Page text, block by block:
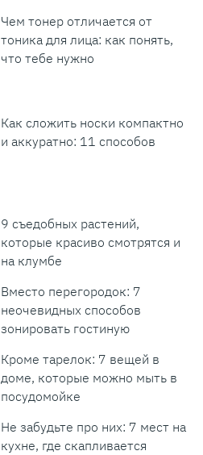
Чем тонер отличается от
тоника для лица: как понять,
что тебе нужно
Как сложить носки компактно
и аккуратно: 11 способов
9 съедобных растений,
которые красиво смотрятся и
на клумбе
Вместо перегородок: 7
неочевидных способов
зонировать гостиную
Кроме тарелок: 7 вещей в
доме, которые можно мыть в
посудомойке
Не забудьте про них: 7 мест на
кухне, где скапливается